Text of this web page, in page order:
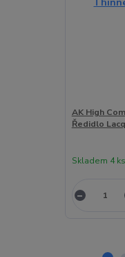
AK High
Ředidlo
Skladem 4 ks